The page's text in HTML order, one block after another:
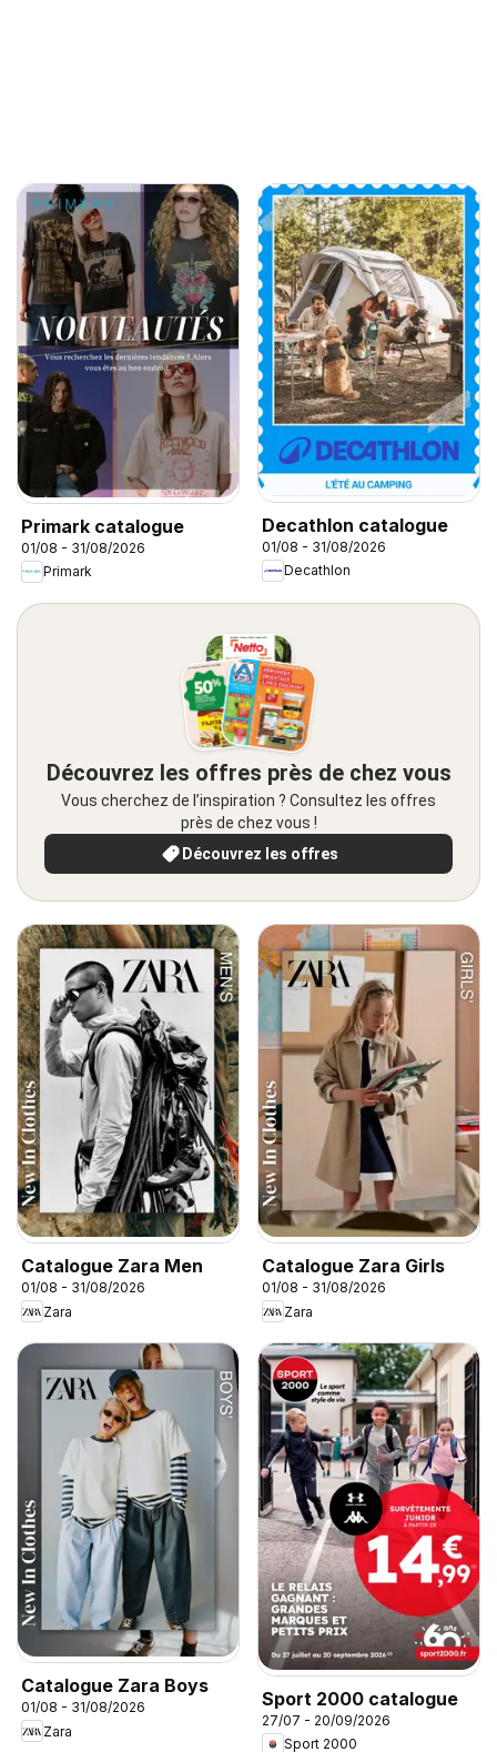
Primark catalogue
01/08 - 31/08/2026
Primark
Decathlon catalogue
01/08 - 31/08/2026
Decathlon
Découvrez les offres près de chez vous
Vous cherchez de l’inspiration ? Consultez les offres
près de chez vous !
Découvrez les offres
Catalogue Zara Men
01/08 - 31/08/2026
Zara
Catalogue Zara Girls
01/08 - 31/08/2026
Zara
Catalogue Zara Boys
01/08 - 31/08/2026
Zara
Sport 2000 catalogue
27/07 - 20/09/2026
Sport 2000